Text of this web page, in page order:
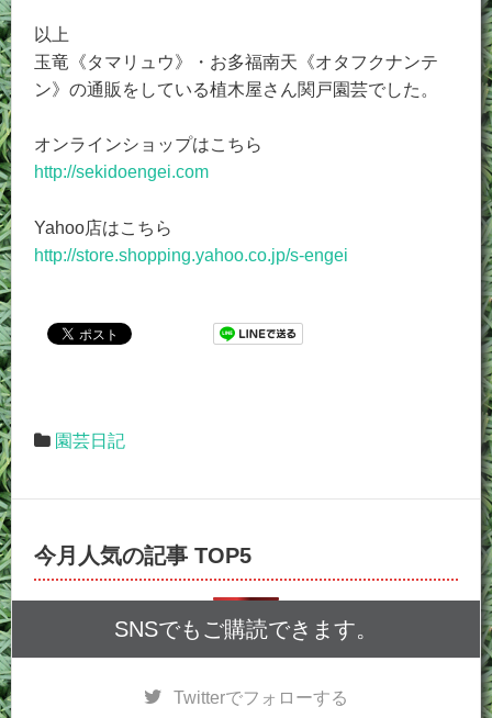
以上
玉竜《タマリュウ》・お多福南天《オタフクナンテ
ン》の通販をしている植木屋さん関戸園芸でした。
オンラインショップはこちら
http://sekidoengei.com
Yahoo店はこちら
http://store.shopping.yahoo.co.jp/s-engei
園芸日記
今月人気の記事 TOP5
SNSでもご購読できます。
Twitterでフォローする